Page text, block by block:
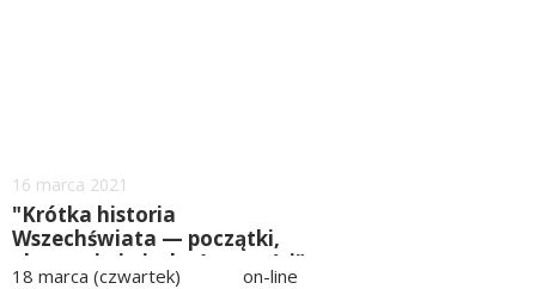
Dodano
16 marca 2021
"Krótka historia
Wszechświata — początki,
ekspansja i nieskończoności"
18 marca (czwartek) on-line